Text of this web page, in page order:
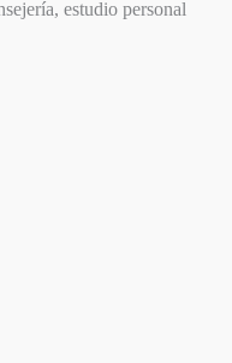
estudio personal